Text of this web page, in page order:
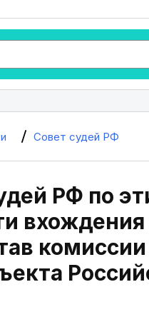
Совет судей РФ
РФ по
вхождения